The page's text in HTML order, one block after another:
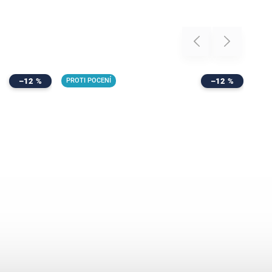
Previous
–12 % PROTI POCENÍ –12 %
Next